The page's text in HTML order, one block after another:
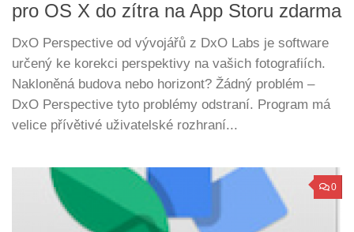
pro OS X do zítra na App Storu zdarma
DxO Perspective od vývojářů z DxO Labs je software
určený ke korekci perspektivy na vašich fotografiích.
Nakloněná budova nebo horizont? Žádný problém –
DxO Perspective tyto problémy odstraní. Program má
velice přívětivé uživatelské rozhraní...
0